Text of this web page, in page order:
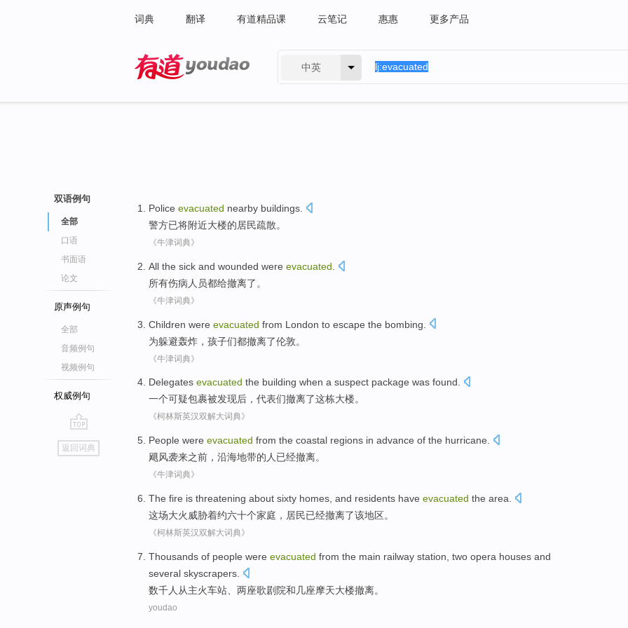
词典 翻译 有道精品课 云笔记 惠惠 更多产品
中英
双语例句
全部
口语
书面语
论文
原声例句
全部
音频例句
视频例句
权威例句
go
top
返回词典
Police evacuated nearby buildings
警方已将附近大楼的居民疏散。
《牛津词典》
All the sick and wounded were evacuated
所有伤病 人员都给撤离了 。
《牛津词典》
Children were evacuated from London to escape the bombing
为躲避轰炸 ， 孩子们都撤离了伦敦。
《牛津词典》
Delegates evacuated the building when a suspect package was found.
一个可疑包裹被发现后， 代表们撤离了这栋大楼。
《柯林斯英汉双解大词典》
People were evacuated from the coastal regions in advance of the hurricane
飓风袭来之前 ， 沿海地带的 人 已经撤离。
《牛津词典》
The fire is threatening about sixty homes , and residents have evacuated the area
这场大火 威胁着约六十个家庭 ， 居民已经撤离了该地区。
《柯林斯英汉双解大词典》
Thousands of people were evacuated from the main railway station two opera houses and
several skyscrapers
数千人 从主火车站 两座歌剧院和 几座摩天大楼撤离。
youdao